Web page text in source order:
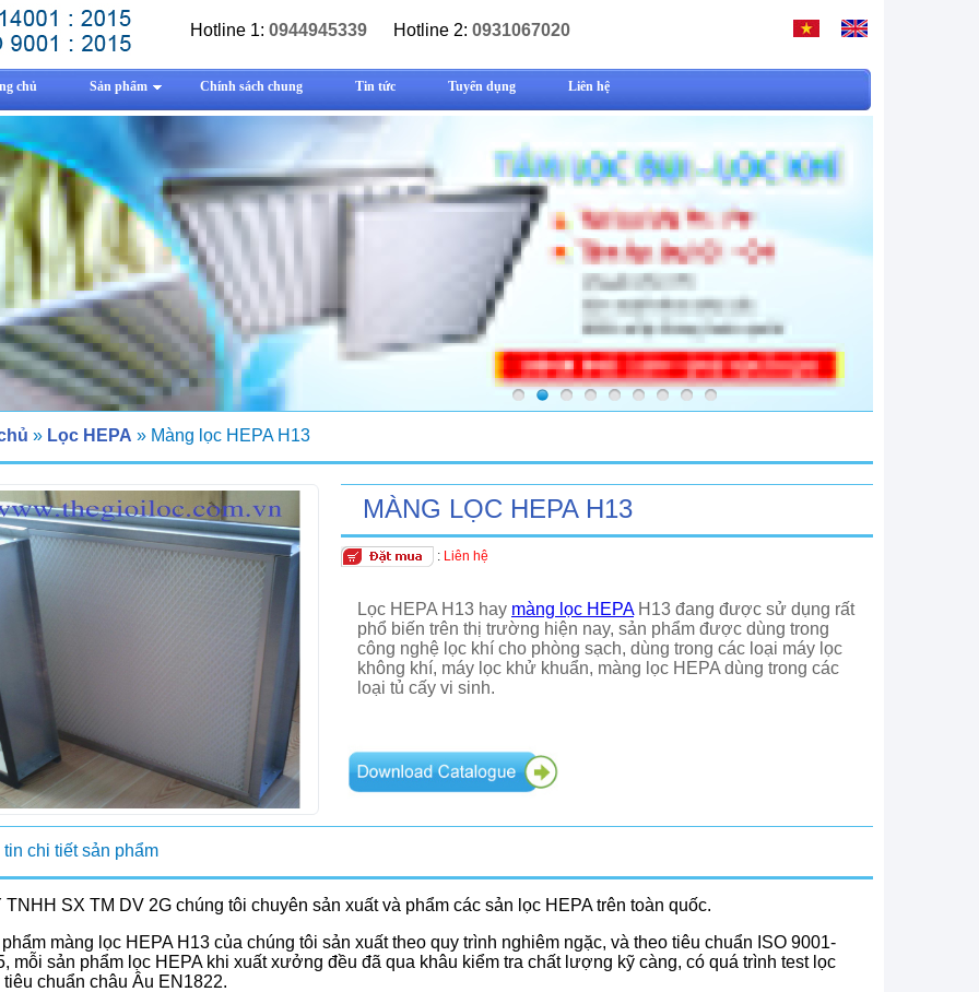
Hotline 1: 0944945339 Hotline 2: 0931067020
chủ Sản phẩm Chính sách chung Tin tức Tuyển dụng Liên hệ
» Lọc HEPA » Màng lọc HEPA H13
MÀNG LỌC HEPA H13
: Liên hệ
Lọc HEPA H13 hay màng lọc HEPAH13 đang được sử dụng rất
phổ biến trên thị trường hiện nay, sản phẩm được dùng trong
công nghệ lọc khí cho phòng sạch, dùng trong các loại máy lọc
không khí, máy lọc khử khuẩn, màng lọc HEPA dùng trong các
loại tủ cấy vi sinh.
chi tiết sản phẩm
TNHH SX TM DV 2G chúng tôi chuyên sản xuất và phẩm các sản lọc HEPA trên toàn quốc.
màng lọc HEPA H13 của chúng tôi sản xuất theo quy trình nghiêm ngặc, và theo tiêu chuẩn ISO 9001-
mỗi sản phẩm lọc HEPA khi xuất xưởng đều đã qua khâu kiểm tra chất lượng kỹ càng, có quá trình test lọc
tiêu chuẩn châu Âu EN1822.